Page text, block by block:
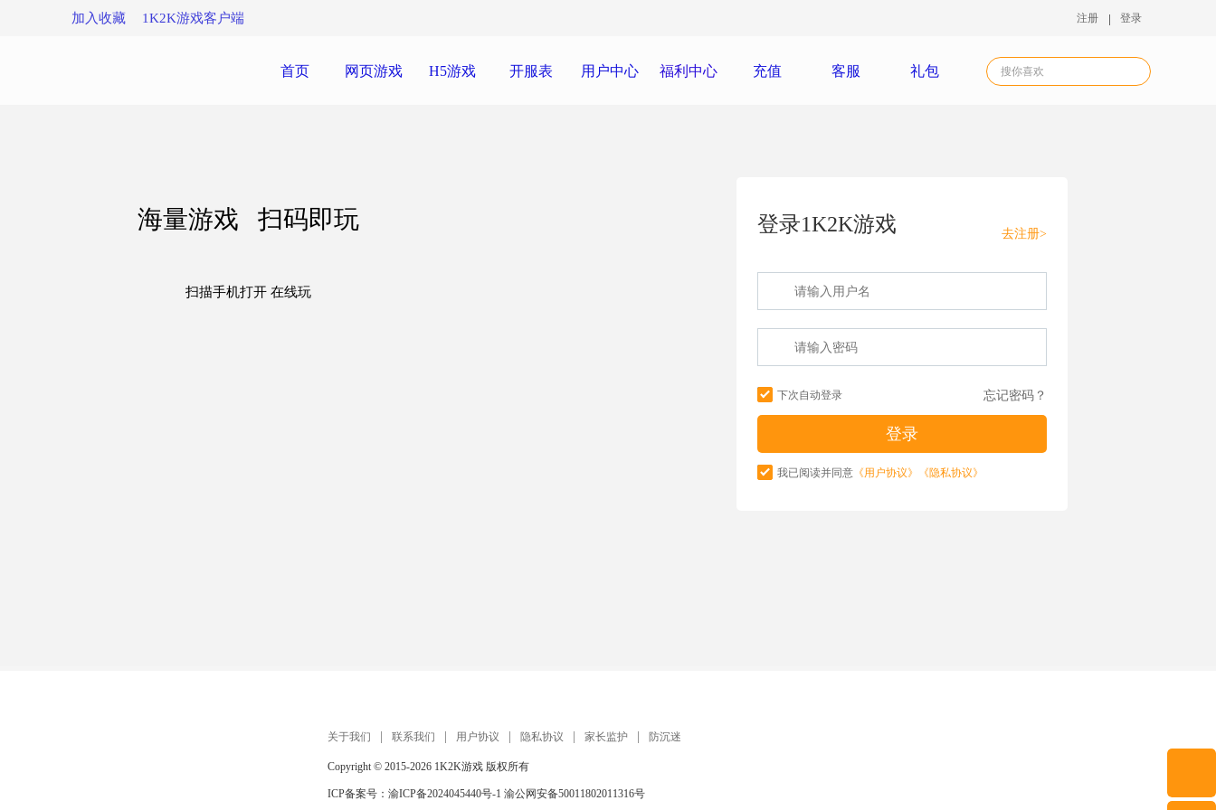
加入收藏 1K2K游戏客户端 注册 登录
首页 网页游戏 H5游戏 开服表 用户中心 福利中心 充值 客服 礼包
海量游戏 扫码即玩
扫描手机打开 在线玩
登录1K2K游戏 去注册>
下次自动登录 忘记密码？
我已阅读并同意 《用户协议》 《隐私协议》
关于我们 联系我们 用户协议 隐私协议 家长监护 防沉迷
Copyright © 2015-2026 1K2K游戏 版权所有
ICP备案号： 渝ICP备2024045440号-1 渝公网安备50011802011316号